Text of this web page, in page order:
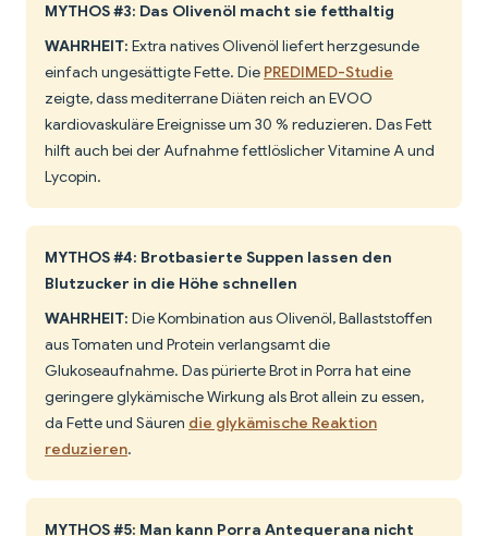
MYTHOS #3: Das Olivenöl macht sie fetthaltig
WAHRHEIT: Extra natives Olivenöl liefert herzgesunde
einfach ungesättigte Fette. Die PREDIMED-Studie
zeigte, dass mediterrane Diäten reich an EVOO
kardiovaskuläre Ereignisse um 30 % reduzieren. Das Fett
hilft auch bei der Aufnahme fettlöslicher Vitamine A und
Lycopin.
MYTHOS #4: Brotbasierte Suppen lassen den
Blutzucker in die Höhe schnellen
WAHRHEIT: Die Kombination aus Olivenöl, Ballaststoffen
aus Tomaten und Protein verlangsamt die
Glukoseaufnahme. Das pürierte Brot in Porra hat eine
geringere glykämische Wirkung als Brot allein zu essen,
da Fette und Säuren die glykämische Reaktion
reduzieren.
MYTHOS #5: Man kann Porra Antequerana nicht